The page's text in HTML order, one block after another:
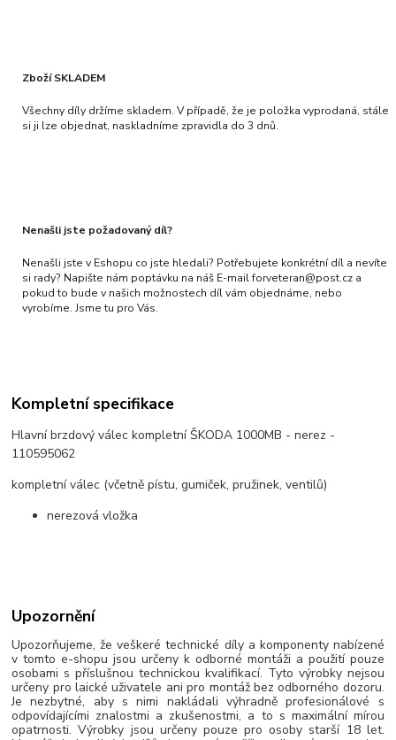
Zboží SKLADEM
Všechny díly držíme skladem. V případě, že je položka vyprodaná, stále
si ji lze objednat, naskladníme zpravidla do 3 dnů.
Nenašli jste požadovaný díl?
Nenašli jste v Eshopu co jste hledali? Potřebujete konkrétní díl a nevíte
si rady? Napište nám poptávku na náš E-mail forveteran@post.cz a
pokud to bude v našich možnostech díl vám objednáme, nebo
vyrobíme. Jsme tu pro Vás.
Kompletní specifikace
Hlavní brzdový válec kompletní ŠKODA 1000MB - nerez -
110595062
kompletní válec (včetně pístu, gumiček, pružinek, ventilů)
nerezová vložka
Upozornění
Upozorňujeme, že veškeré technické díly a komponenty nabízené
v tomto e-shopu jsou určeny k odborné montáži a použití pouze
osobami s příslušnou technickou kvalifikací. Tyto výrobky nejsou
určeny pro laické uživatele ani pro montáž bez odborného dozoru.
Je nezbytné, aby s nimi nakládali výhradně profesionálové s
odpovídajícími znalostmi a zkušenostmi, a to s maximální mírou
opatrnosti. Výrobky jsou určeny pouze pro osoby starší 18 let.